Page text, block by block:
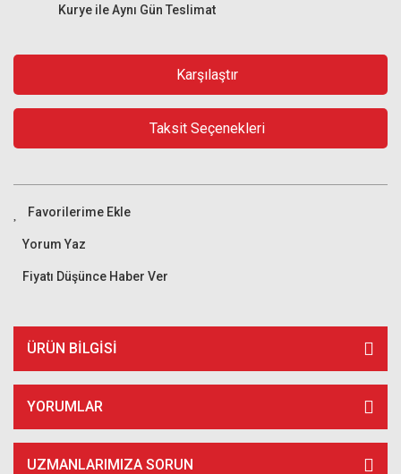
Kurye ile Aynı Gün Teslimat
Karşılaştır
Taksit Seçenekleri
Yorum Yaz
Fiyatı Düşünce Haber Ver
ÜRÜN BILGISI
YORUMLAR
UZMANLARIMIZA SORUN